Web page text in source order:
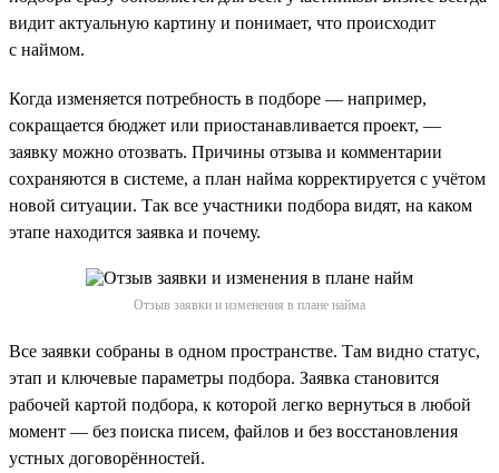
видит актуальную картину и понимает, что происходит
с наймом.
Когда изменяется потребность в подборе — например,
сокращается бюджет или приостанавливается проект, —
заявку можно отозвать. Причины отзыва и комментарии
сохраняются в системе, а план найма корректируется с учётом
новой ситуации. Так все участники подбора видят, на каком
этапе находится заявка и почему.
Отзыв заявки и изменения в плане найма
Все заявки собраны в одном пространстве. Там видно статус,
этап и ключевые параметры подбора. Заявка становится
рабочей картой подбора, к которой легко вернуться в любой
момент — без поиска писем, файлов и без восстановления
устных договорённостей.